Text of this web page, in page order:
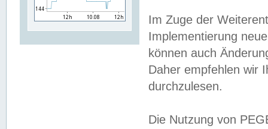
Im Zuge der
Implementierung
können auch
Daher empfehlen wir
durchzulesen.
Die Nutzung von